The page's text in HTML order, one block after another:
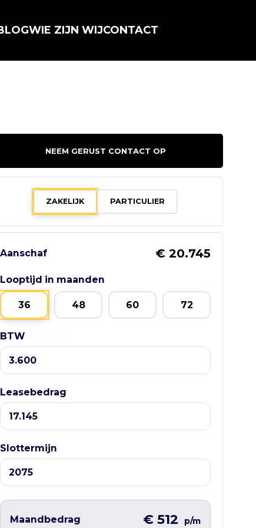
WIE ZIJN WIJCONTACT
NEEM GERUST CONTACT OP
ZAKELIJK PARTICULIER
Aanschaf € 20.745
Looptijd in maanden
36 48 60 72
BTW
Leasebedrag
Leasebedrag
Slottermijn
Maandbedrag € 512 p/m